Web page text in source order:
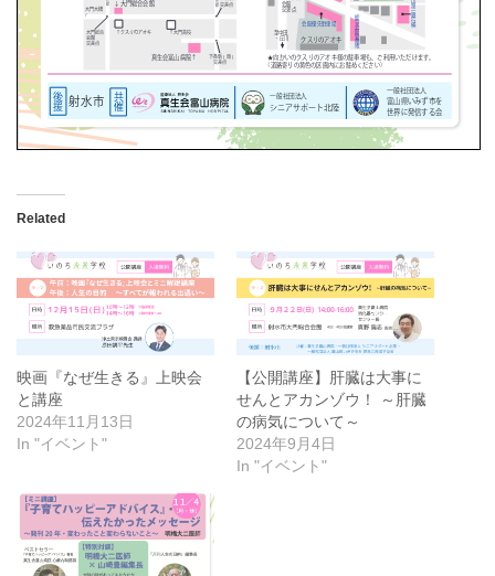
Related
映画『なぜ生きる』上映会
と講座
2024年11月13日
In "イベント"
【公開講座】肝臓は大事に
せんとアカンゾウ！ ～肝臓
の病気について～
2024年9月4日
In "イベント"